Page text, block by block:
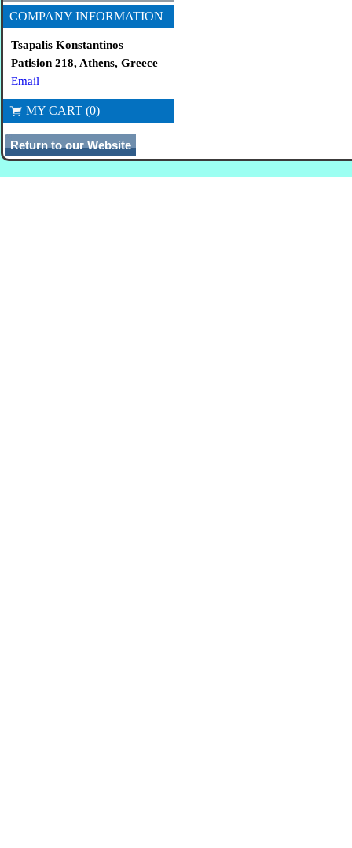
COMPANY INFORMATION
Tsapalis Konstantinos
Patision 218, Athens, Greece
Email
MY CART (0)